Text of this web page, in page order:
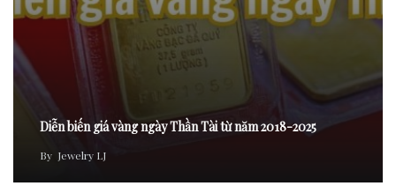
Diễn biến giá vàng ngày Thần Tài từ năm 2018-2025
By Jewelry LJ